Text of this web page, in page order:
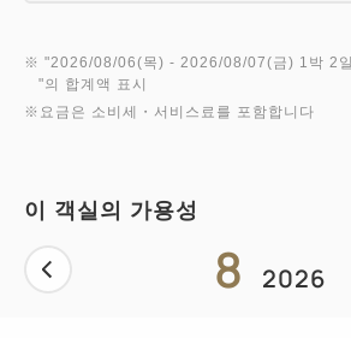
※ "2026/08/06(목) - 2026/08/07(금) 1박 2일
"의 합계액 표시
※요금은 소비세・서비스료를 포함합니다
이 객실의 가용성
8 2026